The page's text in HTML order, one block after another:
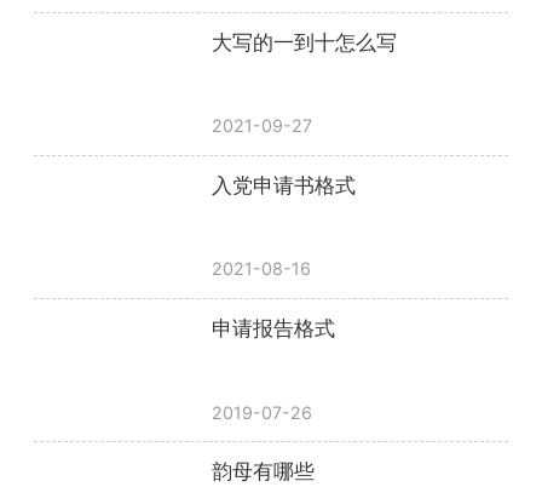
大写的一到十怎么写
2021-09-27
入党申请书格式
2021-08-16
申请报告格式
2019-07-26
韵母有哪些